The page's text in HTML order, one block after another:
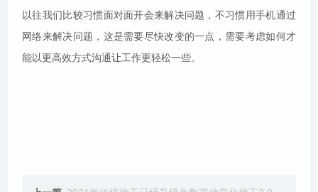
以往我们比较习惯面对面开会来解决问题，不习惯用手机通过
网络来解决问题，这是需要尽快改变的一点，需要考虑如何才
能以更高效方式沟通让工作更轻松一些。